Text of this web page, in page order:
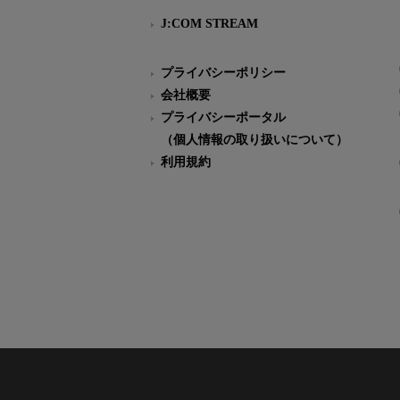
J:COM STREAM
プライバシーポリシー
会社概要
プライバシーポータル
（個人情報の取り扱いについて）
利用規約